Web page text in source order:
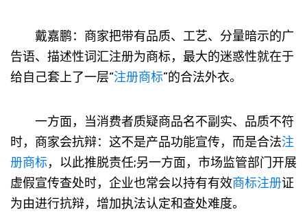
戴嘉鹏：商家把带有品质、工艺、分量暗示的广
告语、描述性词汇注册为商标，最大的迷惑性就在于
给自己套上了一层“注册商标”的合法外衣。
一方面，当消费者质疑商品名不副实、品质不符
时，商家会抗辩：这不是产品功能宣传，而是合法注
册商标，以此推脱责任;另一方面，市场监管部门开展
虚假宣传查处时，企业也常会以持有有效商标注册证
为由进行抗辩，增加执法认定和查处难度。